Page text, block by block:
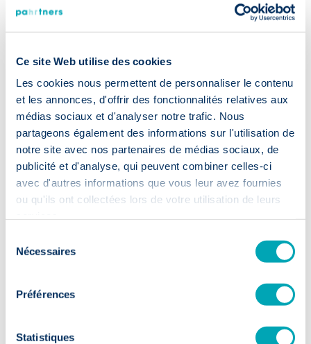
Ce site Web utilise des cookies
Les cookies nous permettent de personnaliser le contenu
et les annonces, d'offrir des fonctionnalités relatives aux
médias sociaux et d'analyser notre trafic. Nous
partageons également des informations sur l'utilisation de
notre site avec nos partenaires de médias sociaux, de
publicité et d'analyse, qui peuvent combiner celles-ci
avec d'autres informations que vous leur avez fournies
ou qu'ils ont collectées lors de votre utilisation de leurs
Nécessaires
Préférences
Statistiques
Comment évaluer efficacement les